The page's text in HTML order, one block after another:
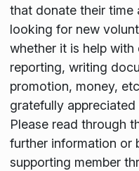
that donate their time
looking for new
whether it is help
reporting, writing
promotion, money,
gratefully
Please read through
further information or
supporting member